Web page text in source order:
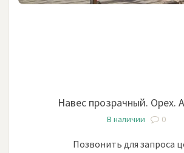
Навес прозрачный. Орех.
В наличии 0
Позвонить для запроса